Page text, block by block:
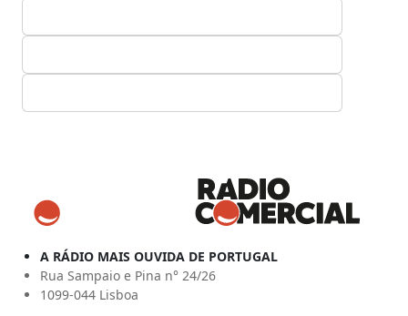
A RÁDIO MAIS OUVIDA DE PORTUGAL
Rua Sampaio e Pina n° 24/26
1099-044 Lisboa